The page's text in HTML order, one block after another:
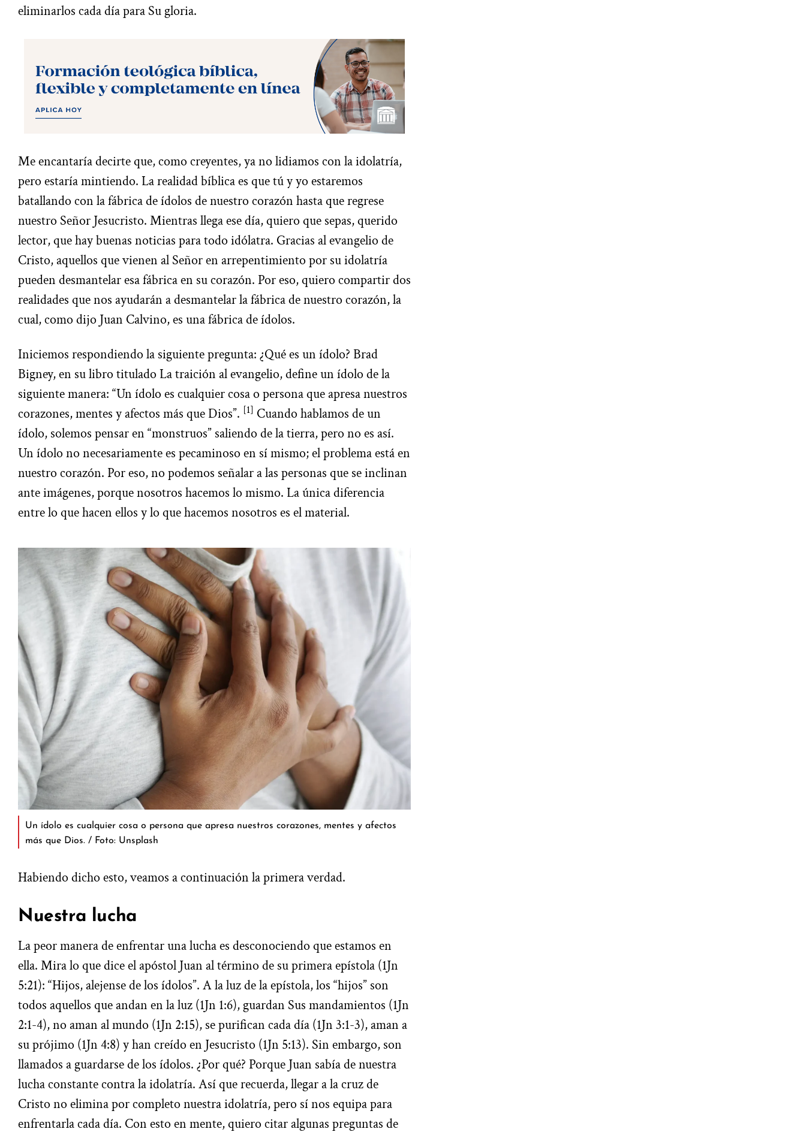
eliminarlos cada día para Su gloria.
Me encantaría decirte que, como creyentes, ya no lidiamos con la idolatría,
pero estaría mintiendo. La realidad bíblica es que tú y yo estaremos
batallando con la fábrica de ídolos de nuestro corazón hasta que regrese
nuestro Señor Jesucristo. Mientras llega ese día, quiero que sepas, querido
lector, que hay buenas noticias para todo idólatra. Gracias al evangelio de
Cristo, aquellos que vienen al Señor en arrepentimiento por su idolatría
pueden desmantelar esa fábrica en su corazón. Por eso, quiero compartir dos
realidades que nos ayudarán a desmantelar la fábrica de nuestro corazón, la
cual, como dijo Juan Calvino, es una fábrica de ídolos.
Iniciemos respondiendo la siguiente pregunta: ¿Qué es un ídolo? Brad
Bigney, en su libro titulado La traición al evangelio, define un ídolo de la
siguiente manera: “Un ídolo es cualquier cosa o persona que apresa nuestros
corazones, mentes y afectos más que Dios”. [1] Cuando hablamos de un
ídolo, solemos pensar en “monstruos” saliendo de la tierra, pero no es así.
Un ídolo no necesariamente es pecaminoso en sí mismo; el problema está en
nuestro corazón. Por eso, no podemos señalar a las personas que se inclinan
ante imágenes, porque nosotros hacemos lo mismo. La única diferencia
entre lo que hacen ellos y lo que hacemos nosotros es el material.
Un ídolo es cualquier cosa o persona que apresa nuestros corazones, mentes y afectos
más que Dios. / Foto: Unsplash
Habiendo dicho esto, veamos a continuación la primera verdad.
Nuestra lucha
La peor manera de enfrentar una lucha es desconociendo que estamos en
ella. Mira lo que dice el apóstol Juan al término de su primera epístola (1Jn
5:21): “Hijos, alejense de los ídolos”. A la luz de la epístola, los “hijos” son
todos aquellos que andan en la luz (1Jn 1:6), guardan Sus mandamientos (1Jn
2:1-4), no aman al mundo (1Jn 2:15), se purifican cada día (1Jn 3:1-3), aman a
su prójimo (1Jn 4:8) y han creído en Jesucristo (1Jn 5:13). Sin embargo, son
llamados a guardarse de los ídolos. ¿Por qué? Porque Juan sabía de nuestra
lucha constante contra la idolatría. Así que recuerda, llegar a la cruz de
Cristo no elimina por completo nuestra idolatría, pero sí nos equipa para
enfrentarla cada día. Con esto en mente, quiero citar algunas preguntas de